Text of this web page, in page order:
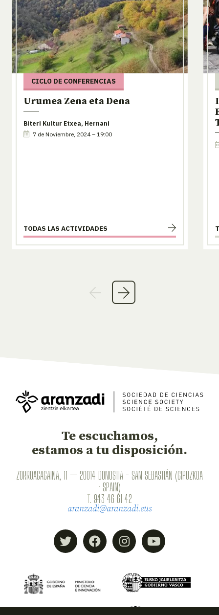
CICLO DE CONFERENCIAS
Urumea Zena eta Dena
Biteri Kultur Etxea, Hernani
7 de Noviembre, 2024 – 19:00
TODAS LAS ACTIVIDADES
Te escuchamos,
estamos a tu disposición.
ZORROAGAGAINA, 11 — 20014 DONOSTIA - SAN SEBASTIÁN (GIPUZKOA
· SPAIN)
T. 943 46 61 42
aranzadi@aranzadi.eus